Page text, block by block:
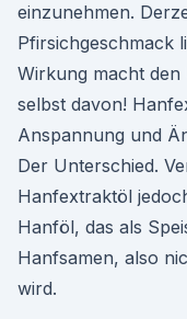
einzunehmen.
Pfirsichgeschmack
Wirkung macht den
selbst davon!
Anspannung und
Der Unterschied.
Hanfextraktöl
Hanföl, das als
Hanfsamen, also
wird.